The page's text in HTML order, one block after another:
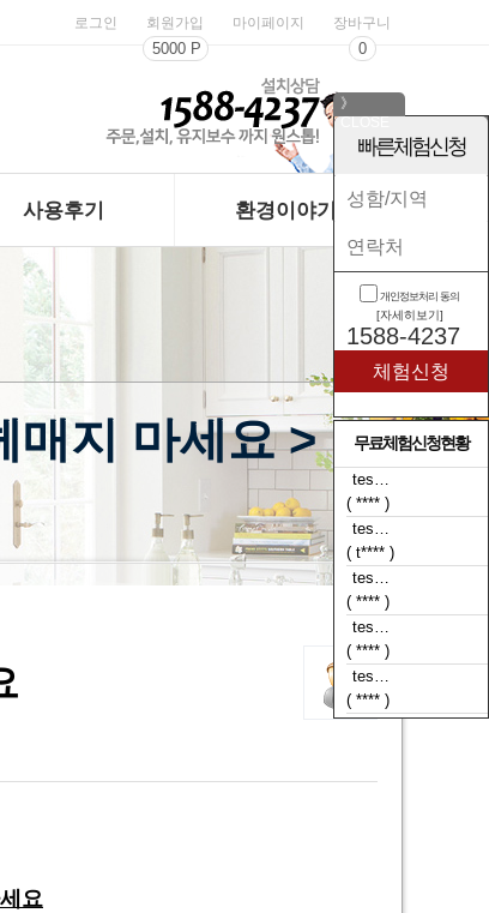
로그인 회원가입
5000 P
마이페이지 장바구니
0
사용후기 환경이야기
매지 마세요 >
요
》
빠른체험신청
개인정보처리 동의
[자세히보기]
1588-4237
무료체험신청현황
tes…
( t**** )
tes…
( **** )
tes…
( **** )
tes…
( **** )
tes…
( **** )